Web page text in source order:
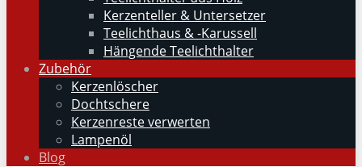
Kerzenteller & Untersetzer
Teelichthaus & -Karussell
Hängende Teelichthalter
Zubehör
Kerzenlöscher
Dochtschere
Kerzenreste verwerten
Lampenöl
Blog